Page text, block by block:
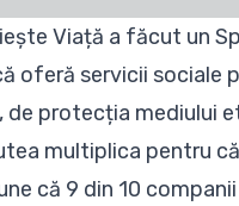
Viață a făcut un
oferă servicii sociale
de protecția mediului
multiplica pentru
că 9 din 10